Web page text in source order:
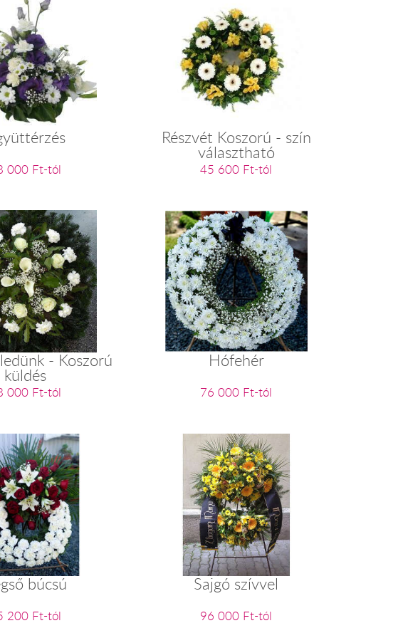
000 Ft-tól
Részvét Koszorú - szín
választható
45 600 Ft-tól
- Koszorú
küldés
000 Ft-tól
Hófehér
76 000 Ft-tól
búcsú
200 Ft-tól
Sajgó szívvel
96 000 Ft-tól